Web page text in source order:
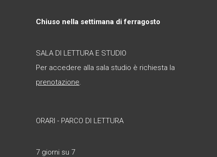
Chiuso nella settimana di ferragosto
SALA DI LETTURA E STUDIO
Per accedere alla sala studio è richiesta la
prenotazione
ORARI - PARCO DI LETTURA
7 giorni su 7